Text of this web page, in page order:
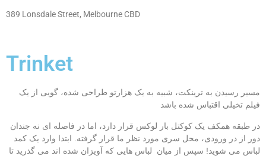
389 Lonsdale Street, Melbourne CBD
Trinket
مسیر رسیدن به ترینکت، شبیه به یک هزارتو طراحی شده، گویی از یک
فیلم تخیلی اقتباس شده باشد
در طبقه همکف یک کوکتل بار لوکس قرار دارد، اما در فاصله ای نه جندان
دور از در ورودی، محل سری مورد نظر ما قرار گرفته. ابتدا وارد یک کمد
لباس می شوید! سپس از میان لباس هایی که آویزان شده اند می گذرید تا